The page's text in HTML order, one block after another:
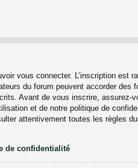
vous connecter. L’inscription est
du forum peuvent accorder des
Avant de vous inscrire, assurez-
et de notre politique de
attentivement toutes les règles
de confidentialité